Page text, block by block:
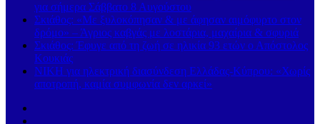
για σήμερα Σάββατο 8 Αυγούστου
Σκιάθος: «Με ξυλοκόπησαν & με άφησαν αιμόφυρτο στον
δρόμο» – Άγριος καβγάς με λοστάρια, μαχαίρια & σφυριά
Σκιάθος: Έφυγε από τη ζωή σε ηλικία 93 ετών ο Απόστολος
Κουκιάς
ΝΙΚΗ για ηλεκτρική διασύνδεση Ελλάδας-Κύπρου: «Χωρίς
αποτροπή, καμία συμφωνία δεν αρκεί»